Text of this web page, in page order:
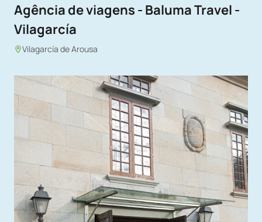
Agência de viagens - Baluma Travel -
Vilagarcía
Vilagarcía de Arousa